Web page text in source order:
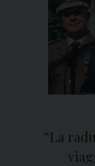
“La